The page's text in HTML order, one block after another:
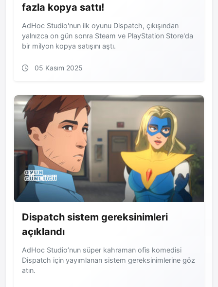
fazla kopya sattı!
AdHoc Studio'nun ilk oyunu Dispatch, çıkışından
yalnızca on gün sonra Steam ve PlayStation Store'da
bir milyon kopya satışını aştı.
05 Kasım 2025
Dispatch sistem gereksinimleri
açıklandı
AdHoc Studio’nun süper kahraman ofis komedisi
Dispatch için yayımlanan sistem gereksinimlerine göz
atın.